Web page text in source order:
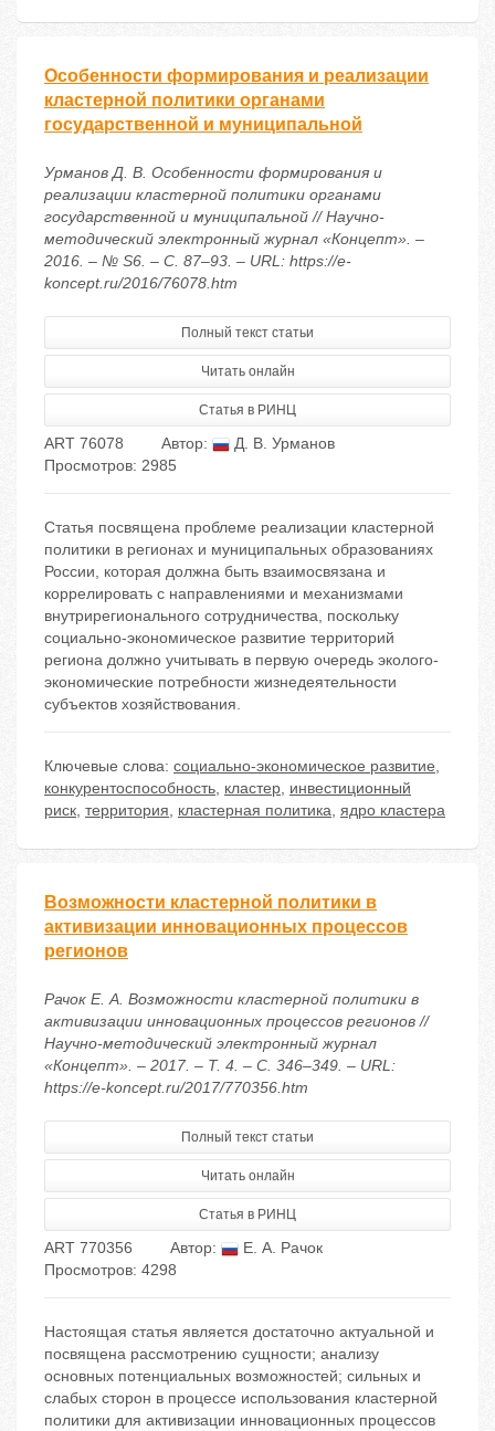
Особенности формирования и реализации
кластерной политики органами
государственной и муниципальной
Урманов Д. В. Особенности формирования и
реализации кластерной политики органами
государственной и муниципальной // Научно-
методический электронный журнал «Концепт». –
2016. – № S6. – С. 87–93. – URL: https://e-
koncept.ru/2016/76078.htm
Полный текст статьи
Читать онлайн
Статья в РИНЦ
ART 76078 Автор:
Д. В. Урманов
Просмотров: 2985
Статья посвящена проблеме реализации кластерной
политики в регионах и муниципальных образованиях
России, которая должна быть взаимосвязана и
коррелировать с направлениями и механизмами
внутрирегионального сотрудничества, поскольку
социально-экономическое развитие территорий
региона должно учитывать в первую очередь эколого-
экономические потребности жизнедеятельности
субъектов хозяйствования.
Ключевые слова: социально-экономическое развитие,
конкурентоспособность, кластер, инвестиционный
риск, территория, кластерная политика, ядро кластера
Возможности кластерной политики в
активизации инновационных процессов
регионов
Рачок Е. А. Возможности кластерной политики в
активизации инновационных процессов регионов //
Научно-методический электронный журнал
«Концепт». – 2017. – Т. 4. – С. 346–349. – URL:
https://e-koncept.ru/2017/770356.htm
Полный текст статьи
Читать онлайн
Статья в РИНЦ
ART 770356 Автор:
Е. А. Рачок
Просмотров: 4298
Настоящая статья является достаточно актуальной и
посвящена рассмотрению сущности; анализу
основных потенциальных возможностей; сильных и
слабых сторон в процессе использования кластерной
политики для активизации инновационных процессов